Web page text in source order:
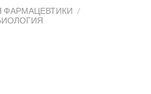
ФАРМАЦЕВТИКИ /